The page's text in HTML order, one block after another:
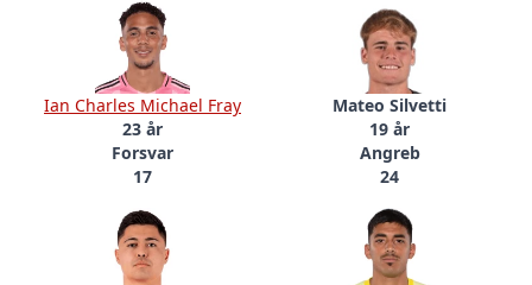
Ian Charles Michael Fray
23 år
Forsvar
17
Mateo Silvetti
19 år
Angreb
24